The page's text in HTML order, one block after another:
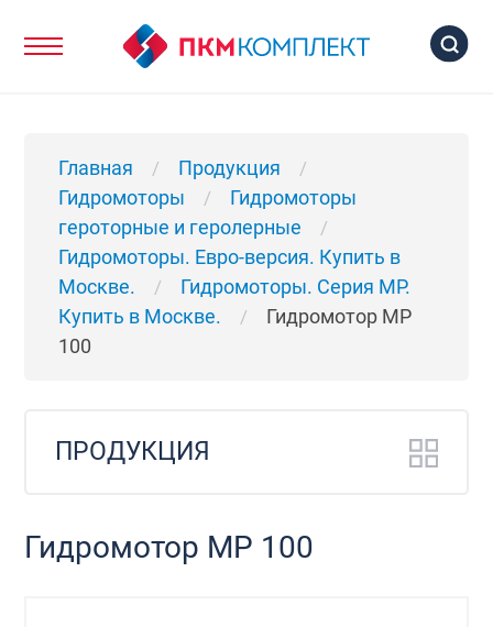
Главная / Продукция /
Гидромоторы /
Гидромоторы
героторные и геролерные
/
Гидромоторы. Евро-версия. Купить в
Москве.
/
Гидромоторы. Серия MP.
Купить в Москве.
/
Гидромотор MP
100
ПРОДУКЦИЯ
Гидромотор MP 100